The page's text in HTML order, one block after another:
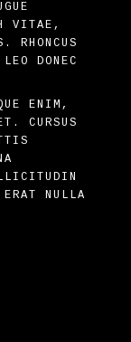
VITAE,
RHONCUS
DONEC
ENIM,
CURSUS
NULLA